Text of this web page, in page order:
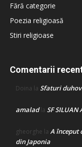
Fără categorie
Poezia religioasă
Stiri religioase
Comentarii
Doina la Sfaturi
amaladla SF SILUAN
gheorghe la A început
din Japonia